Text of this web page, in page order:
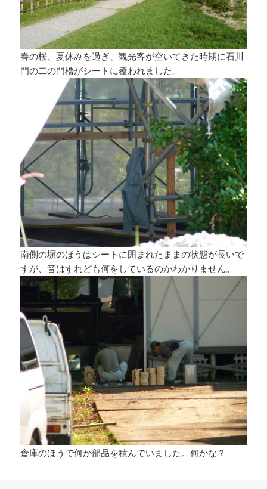
春の桜、夏休みを過ぎ、観光客が空いてきた時期に石川
門の二の門櫓がシートに覆われました。
南側の塀のほうはシートに囲まれたままの状態が長いで
すが、音はすれども何をしているのかわかりません。
倉庫のほうで何か部品を積んでいました。何かな？